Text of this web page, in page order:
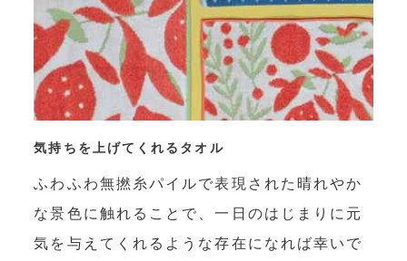
気持ちを上げてくれるタオル
ふわふわ無撚糸パイルで表現された晴れやか
な景色に触れることで、一日のはじまりに元
気を与えてくれるような存在になれば幸いで